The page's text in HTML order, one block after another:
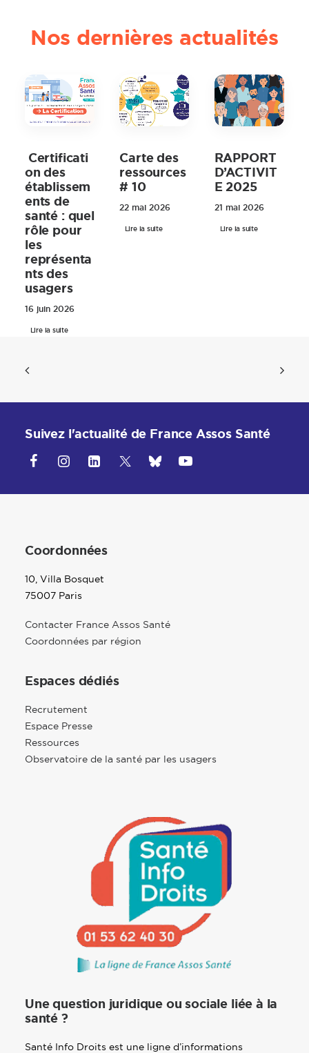
Nos dernières actualités
Certificati
on des
établissem
ents de
santé : quel
rôle pour
les
représenta
nts des
usagers
16 juin 2026
Lire la suite
Carte des
ressources
# 10
22 mai 2026
Lire la suite
RAPPORT
D’ACTIVIT
E 2025
21 mai 2026
Lire la suite
Suivez l'actualité de France Assos Santé
Coordonnées
10, Villa Bosquet
75007 Paris
Contacter France Assos Santé
Coordonnées par région
Espaces dédiés
Recrutement
Espace Presse
Ressources
Observatoire de la santé par les usagers
Une question juridique ou sociale liée à la
santé ?
Santé Info Droits est une ligne d’informations